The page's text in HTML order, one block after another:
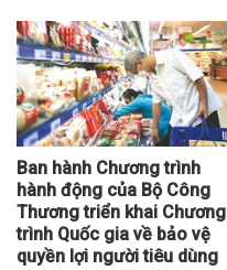
Ban hành Chương trình
hành động của Bộ Công
Thương triển khai Chương
trình Quốc gia về bảo vệ
quyền lợi người tiêu dùng